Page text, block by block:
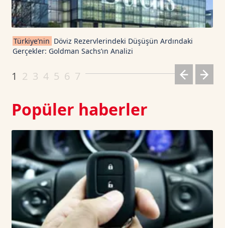
Cardano TetherUS 0.197 -0.45
Türkiye’nin Döviz Rezervlerindeki Düşüşün Ardındaki
Gerçekler: Goldman Sachs’ın Analizi
1 2 3 4 5 6 7
Popüler haberler